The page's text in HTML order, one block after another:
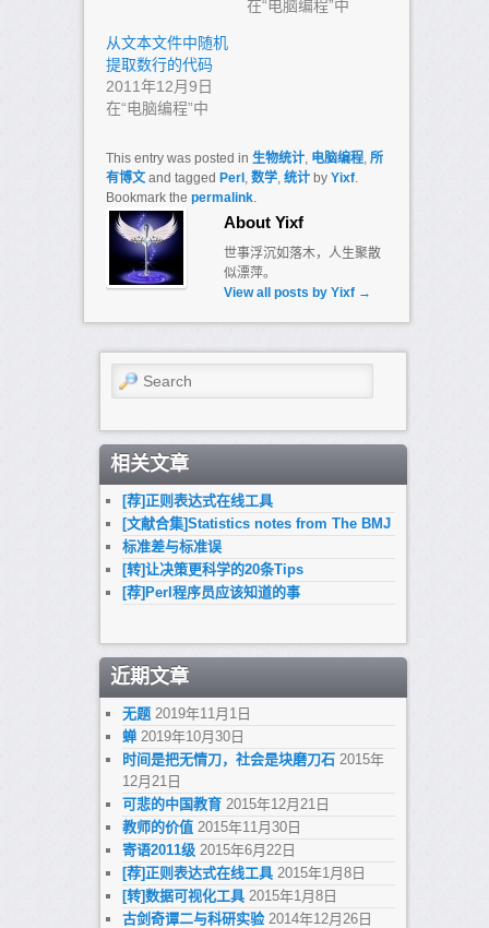
在“电脑编程”中
从文本文件中随机
提取数行的代码
2011年12月9日
在“电脑编程”中
This entry was posted in 生物统计, 电脑编程, 所
有博文and tagged Perl, 数学, 统计by Yixf.
Bookmark the permalink.
About Yixf
世事浮沉如落木，人生聚散
似漂萍。
View all posts by Yixf →
Search
相关文章
[荐]正则表达式在线工具
[文献合集]Statistics notes from The BMJ
标准差与标准误
[转]让决策更科学的20条Tips
[荐]Perl程序员应该知道的事
近期文章
无题 2019年11月1日
蝉 2019年10月30日
时间是把无情刀，社会是块磨刀石 2015年
12月21日
可悲的中国教育 2015年12月21日
教师的价值 2015年11月30日
寄语2011级 2015年6月22日
[荐]正则表达式在线工具 2015年1月8日
[转]数据可视化工具 2015年1月8日
古剑奇谭二与科研实验 2014年12月26日